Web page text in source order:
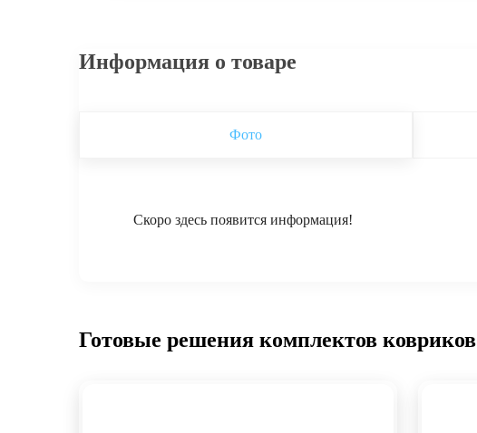
Информация о товаре
Фото
Скоро здесь появится информация!
Готовые решения комплектов ковриков